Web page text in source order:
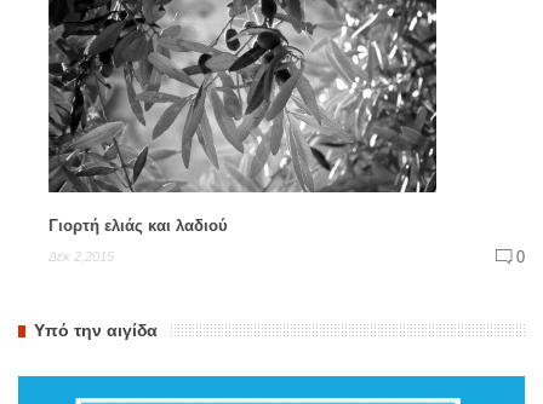
Γιορτή ελιάς και λαδιού
Δεκ 2,2015 0
Υπό την αιγίδα